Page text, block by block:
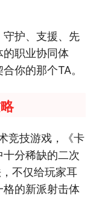
护、支援、先
的职业协同体
你的那个TA。
竞技游戏，《卡
分稀缺的二次
不仅给玩家耳
格的新派射击体